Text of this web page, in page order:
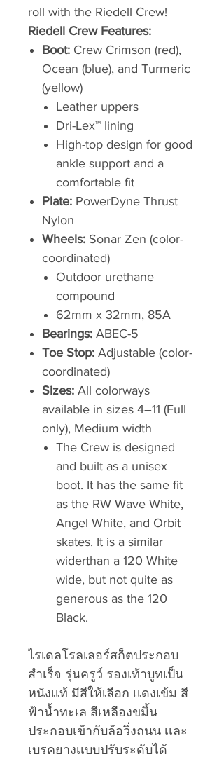
roll with the Riedell Crew!
Riedell Crew Features:
Boot: Crew Crimson (red),
Ocean (blue), and Turmeric
(yellow)
Leather uppers
Dri-Lex™ lining
High-top design for good
ankle support and a
comfortable fit
Plate: PowerDyne Thrust
Nylon
Wheels: Sonar Zen (color-
coordinated)
Outdoor urethane
compound
62mm x 32mm, 85A
Bearings: ABEC-5
Toe Stop: Adjustable (color-
coordinated)
Sizes: All colorways
available in sizes 4–11 (Full
only), Medium width
The Crew is designed
and built as a unisex
boot. It has the same fit
as the RW Wave White,
Angel White, and Orbit
skates. It is a similar
widerthan a 120 White
wide, but not quite as
generous as the 120
Black.
ไรเดลโรลเลอร์สก็ตประกอบ
สำเร็จ รุ่นครูว์ รองเท้าบูทเป็น
หนังเเท้ มีสีให้เลือก เเดงเข้ม สี
ฟ้าน้ำทะเล สีเหลืองขมิ้น
ประกอบเข้ากับล้อวิ่งถนน เเละ
เบรคยางเเบบปรับระดับได้